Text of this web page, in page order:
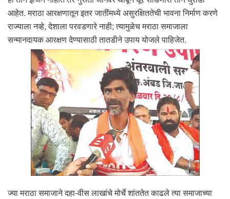
आहेत. मराठा आरक्षणातून इतर जातींमध्ये असुरक्षिततेची भावना निर्माण करणे
राज्याला नव्हे, देशाला परवडणारे नाही; त्यामुळेच मराठा समाजाला
सन्मानदायक आरक्षण देण्यासाठी तातडीने उपाय योजले पाहिजेत.
ज्या मराठा समाजाने दहा-वीस लाखांचे मोर्चे शांततेत काढले त्या समाजाच्या